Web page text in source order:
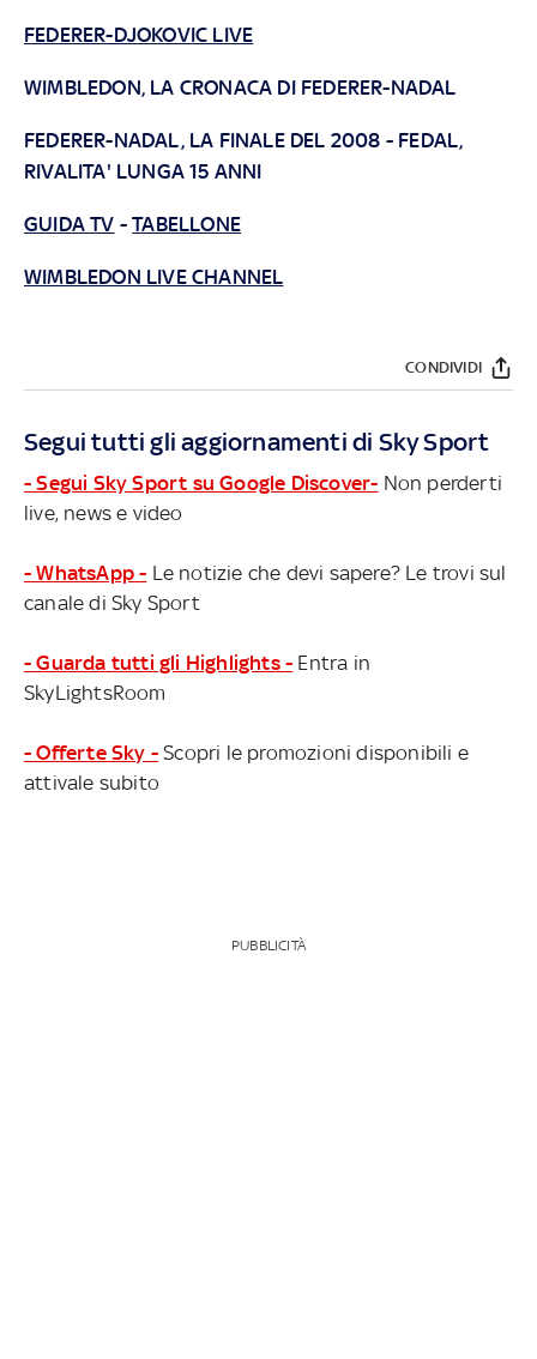
FEDERER-DJOKOVIC LIVE
WIMBLEDON, LA CRONACA DI FEDERER-NADAL
FEDERER-NADAL, LA FINALE DEL 2008 - FEDAL,
RIVALITA' LUNGA 15 ANNI
GUIDA TV -TABELLONE
WIMBLEDON LIVE CHANNEL
CONDIVIDI
Segui tutti gli aggiornamenti di Sky Sport
- Segui Sky Sport su Google Discover- Non perderti
live, news e video
- WhatsApp - Le notizie che devi sapere? Le trovi sul
canale di Sky Sport
- Guarda tutti gli Highlights - Entra in
SkyLightsRoom
- Offerte Sky - Scopri le promozioni disponibili e
attivale subito
PUBBLICITÀ